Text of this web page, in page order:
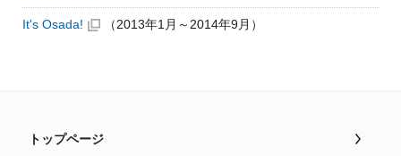
It's Osada! （2013年1月～2014年9月）
トップページ